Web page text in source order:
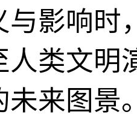
与影响时
人类文明
未来图景